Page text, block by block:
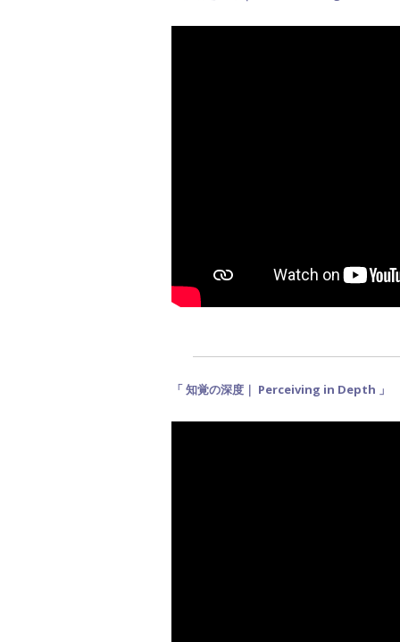
「 知覚の深度 ｜ Perceiving in Depth 」